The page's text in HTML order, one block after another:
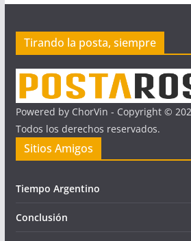
Tirando la posta, siempre
Powered by ChorVin - Copyright ©
Todos los derechos reservados.
Sitios Amigos
Tiempo Argentino
Conclusión